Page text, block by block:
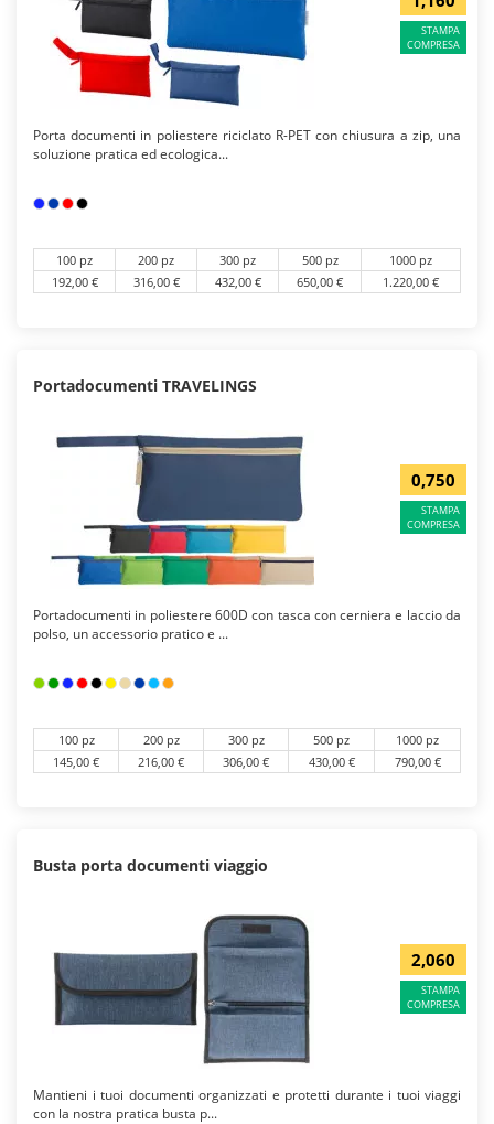
STAMPA
COMPRESA
Porta documenti in poliestere riciclato R-PET con chiusura a zip, una
soluzione pratica ed ecologica...
100 pz 200 pz 300 pz 500 pz
1000 pz
192,00 €
316,00 € 432,00 € 650,00 € 1.220,00 €
Portadocumenti TRAVELINGS
0,750
STAMPA
COMPRESA
Portadocumenti in poliestere 600D con tasca con cerniera e laccio da
polso, un accessorio pratico e ...
100 pz 200 pz 300 pz 500 pz
1000 pz
145,00 €
216,00 € 306,00 € 430,00 € 790,00 €
Busta porta documenti viaggio
2,060
STAMPA
COMPRESA
Mantieni i tuoi documenti organizzati e protetti durante i tuoi viaggi
con la nostra pratica busta p...